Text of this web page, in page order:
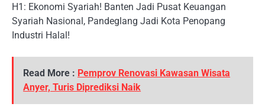
H1: Ekonomi Syariah! Banten Jadi Pusat Keuangan
Syariah Nasional, Pandeglang Jadi Kota Penopang
Industri Halal!
Read More : Pemprov Renovasi Kawasan Wisata
Anyer, Turis Diprediksi Naik